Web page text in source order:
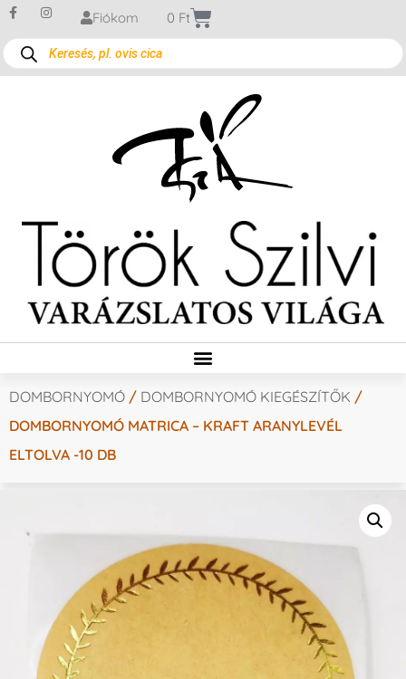
Fiókom 0 Ft
DOMBORNYOMÓ / DOMBORNYOMÓ KIEGÉSZÍTŐK /
DOMBORNYOMÓ MATRICA – KRAFT ARANYLEVÉL
ELTOLVA -10 DB